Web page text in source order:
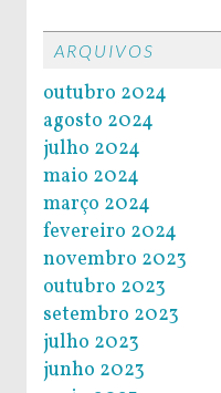
ARQUIVOS
outubro 2024
agosto 2024
julho 2024
maio 2024
março 2024
fevereiro 2024
novembro 2023
outubro 2023
setembro 2023
julho 2023
junho 2023